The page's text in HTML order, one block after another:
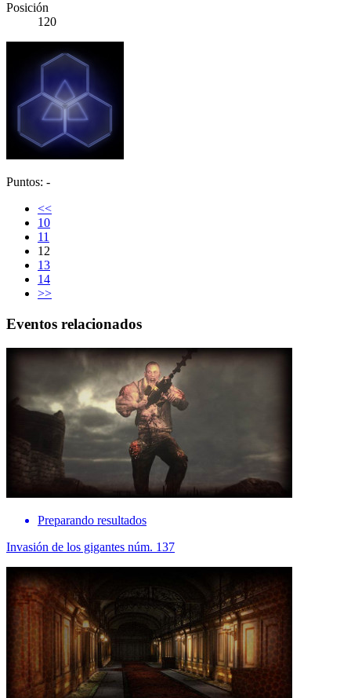
Posición
120
Puntos: -
<<
10
11
12
13
14
>>
Eventos relacionados
Preparando resultados
Invasión de los gigantes núm. 137